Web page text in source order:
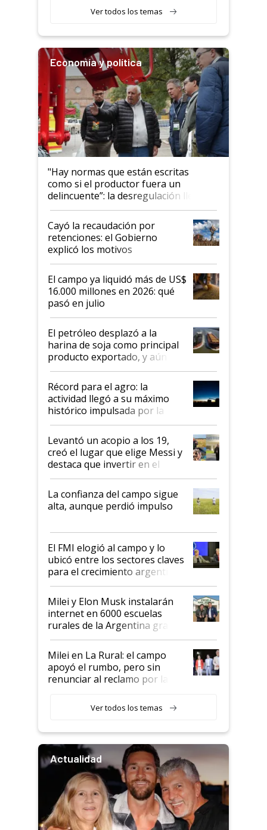
variedades que marcan un
salto tecnológico en genética y
Ver todos los temas
Economía y política
"Hay normas que están escritas
como si el productor fuera un
delincuente”: la desregulación llegó
al Congreso Aapresid y hasta se
habló del financiamiento al IPCVA
Cayó la recaudación por
retenciones: el Gobierno
explicó los motivos
El campo ya liquidó más de US$
16.000 millones en 2026: qué
pasó en julio
El petróleo desplazó a la
harina de soja como principal
producto exportado, y aún así
el agro aportó casi seis de cada
diez dólares y sostuvo el
liderazgo en un semestre
récord
Récord para el agro: la
actividad llegó a su máximo
histórico impulsada por la
cosecha y las exportaciones
Levantó un acopio a los 19,
creó el lugar que elige Messi y
destaca que invertir en el
kirchnerismo era como "darle
plata a un hijo para droga":
Juan Félix Rossetti, el libertario
que de una dura crisis salió
de Milei
La confianza del campo sigue
alta, aunque perdió impulso
El FMI elogió al campo y lo
ubicó entre los sectores claves
para el crecimiento argentino
Milei y Elon Musk instalarán
internet en 6000 escuelas
rurales de la Argentina gracias
a un acuerdo con Starlink
Milei en La Rural: el campo
apoyó el rumbo, pero sin
renunciar al reclamo por las
Ver todos los temas
Actualidad